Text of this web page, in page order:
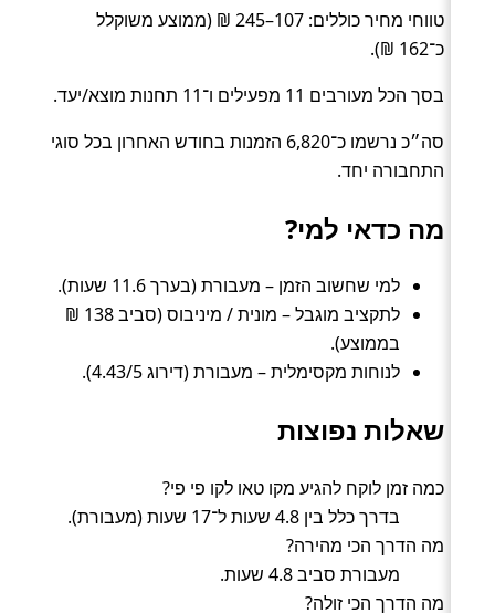
טווחי מחיר כוללים: 107–245 ₪ (ממוצע משוקלל
כ־162 ₪).
בסך הכל מעורבים 11 מפעילים ו־11 תחנות מוצא/יעד.
סה״כ נרשמו כ־6,820 הזמנות בחודש האחרון בכל סוגי
התחבורה יחד.
מה כדאי למי?
למי שחשוב הזמן – מעבורת (בערך 11.6 שעות).
לתקציב מוגבל – מונית / מיניבוס (סביב 138 ₪
בממוצע).
לנוחות מקסימלית – מעבורת (דירוג 4.43/5).
שאלות נפוצות
כמה זמן לוקח להגיע מקו טאו לקו פי פי?
בדרך כלל בין 4.8 שעות ל־17 שעות (מעבורת).
מה הדרך הכי מהירה?
מעבורת סביב 4.8 שעות.
מה הדרך הכי זולה?